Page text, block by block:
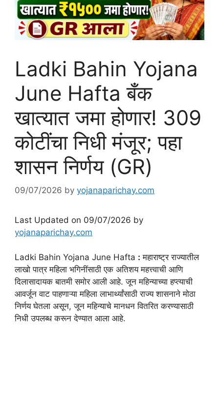
Ladki Bahin Yojana
June Hafta बँक
खात्यात जमा होणार! 309
कोटींचा निधी मंजूर; पहा
शासन निर्णय (GR)
09/07/2026 by yojanaparichay.com
Last Updated on 09/07/2026 by
yojanaparichay.com
Ladki Bahin Yojana June Hafta : महाराष्ट्र राज्यातील
लाखो पात्र महिला भगिनींसाठी एक अतिशय महत्त्वाची आणि
दिलासादायक बातमी समोर आली आहे. जून महिन्याच्या हप्त्याची
आवर्जून वाट पाहणाऱ्या महिला लाभार्थ्यांसाठी राज्य शासनाने मोठा
निर्णय घेतला असून, जून महिन्याचे मानधन वितरित करण्यासाठी
निधी उपलब्ध करून देण्यात आला आहे.